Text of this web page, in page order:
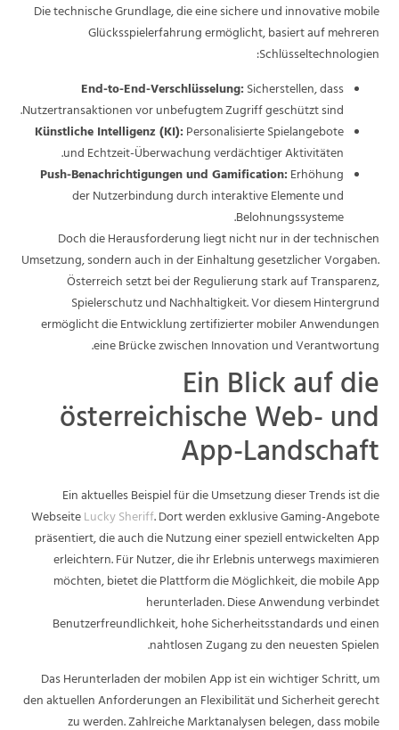
Die technische Grundlage, die eine sichere und innovative mobile
Glücksspielerfahrung ermöglicht, basiert auf mehreren
Schlüsseltechnologien:
End-to-End-Verschlüsselung:Sicherstellen, dass
Nutzertransaktionen vor unbefugtem Zugriff geschützt sind.
Künstliche Intelligenz (KI):Personalisierte Spielangebote
und Echtzeit-Überwachung verdächtiger Aktivitäten.
Push-Benachrichtigungen und Gamification:Erhöhung
der Nutzerbindung durch interaktive Elemente und
Belohnungssysteme.
Doch die Herausforderung liegt nicht nur in der technischen
Umsetzung, sondern auch in der Einhaltung gesetzlicher Vorgaben.
Österreich setzt bei der Regulierung stark auf Transparenz,
Spielerschutz und Nachhaltigkeit. Vor diesem Hintergrund
ermöglicht die Entwicklung zertifizierter mobiler Anwendungen
eine Brücke zwischen Innovation und Verantwortung.
Ein Blick auf die
österreichische Web- und
App-Landschaft
Ein aktuelles Beispiel für die Umsetzung dieser Trends ist die
WebseiteLucky Sheriff. Dort werden exklusive Gaming-Angebote
präsentiert, die auch die Nutzung einer speziell entwickelten App
erleichtern. Für Nutzer, die ihr Erlebnis unterwegs maximieren
möchten, bietet die Plattform die Möglichkeit, die mobile App
herunterladen. Diese Anwendung verbindet
Benutzerfreundlichkeit, hohe Sicherheitsstandards und einen
nahtlosen Zugang zu den neuesten Spielen.
Das Herunterladen der mobilen App ist ein wichtiger Schritt, um
den aktuellen Anforderungen an Flexibilität und Sicherheit gerecht
zu werden. Zahlreiche Marktanalysen belegen, dass mobile